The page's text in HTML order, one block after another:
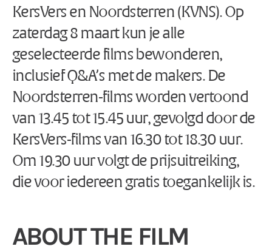
KersVers en Noordsterren (KVNS). Op
zaterdag 8 maart kun je alle
geselecteerde films bewonderen,
inclusief Q&A’s met de makers. De
Noordsterren-films worden vertoond
van 13.45 tot 15.45 uur, gevolgd door de
KersVers-films van 16.30 tot 18.30 uur.
Om 19.30 uur volgt de prijsuitreiking,
die voor iedereen gratis toegankelijk is.
ABOUT THE FILM